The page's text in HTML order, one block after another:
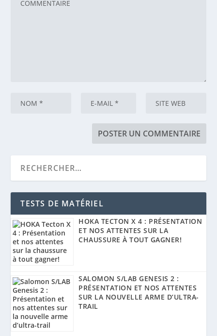
TESTS DE MATÉRIEL
HOKA TECTON X 4 : PRÉSENTATION
ET NOS ATTENTES SUR LA
CHAUSSURE À TOUT GAGNER!
SALOMON S/LAB GENESIS 2 :
PRÉSENTATION ET NOS ATTENTES
SUR LA NOUVELLE ARME D’ULTRA-
TRAIL